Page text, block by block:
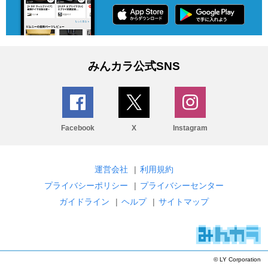
みんカラ公式SNS
Facebook X Instagram
運営会社 | 利用規約
プライバシーポリシー
| プライバシーセンター
ガイドライン
| ヘルプ | サイトマップ
© LY Corporation